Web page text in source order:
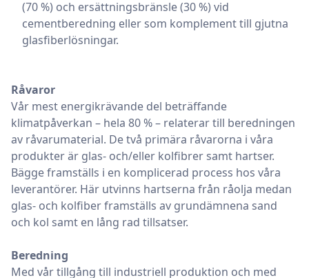
(70 %) och ersättningsbränsle (30 %) vid
cementberedning eller som komplement till gjutna
glasfiberlösningar.
Råvaror
Vår mest energikrävande del beträffande
klimatpåverkan – hela 80 % – relaterar till beredningen
av råvarumaterial. De två primära råvarorna i våra
produkter är glas- och/eller kolfibrer samt hartser.
Bägge framställs i en komplicerad process hos våra
leverantörer. Här utvinns hartserna från råolja medan
glas- och kolfiber framställs av grundämnena sand
och kol samt en lång rad tillsatser.
Beredning
Med vår tillgång till industriell produktion och med